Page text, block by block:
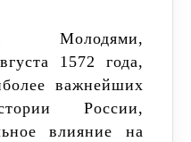
1572 года,
важнейших
России,
влияние на